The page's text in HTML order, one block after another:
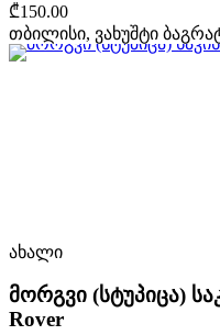
₾150.00
თბილისი, ვახუშტი
ახალი
მორგვი (სტუპიცა)
Rover